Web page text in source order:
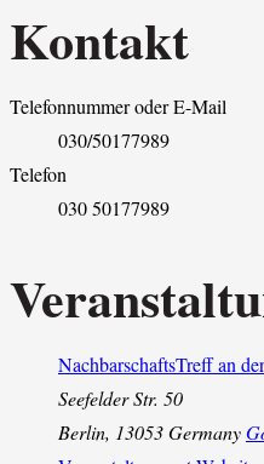
Kontakt
Telefonnummer oder E-Mail
030/50177989
Telefon
030 50177989
NachbarschaftsTreff an
Seefelder Str. 50
Berlin, 13053Germany